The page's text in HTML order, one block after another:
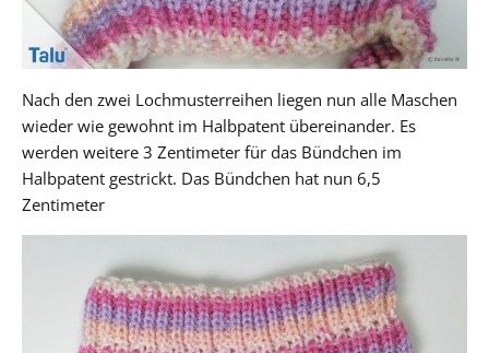
Nach den zwei Lochmusterreihen liegen nun alle Maschen
wieder wie gewohnt im Halbpatent übereinander. Es
werden weitere 3 Zentimeter für das Bündchen im
Halbpatent gestrickt. Das Bündchen hat nun 6,5
Zentimeter